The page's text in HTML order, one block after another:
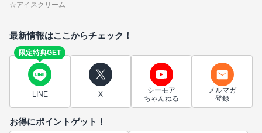
☆アイスクリーム
最新情報はここからチェック！
限定特典GET
LINE X
シーモア
ちゃんねる
メルマガ
登録
お得にポイントゲット！